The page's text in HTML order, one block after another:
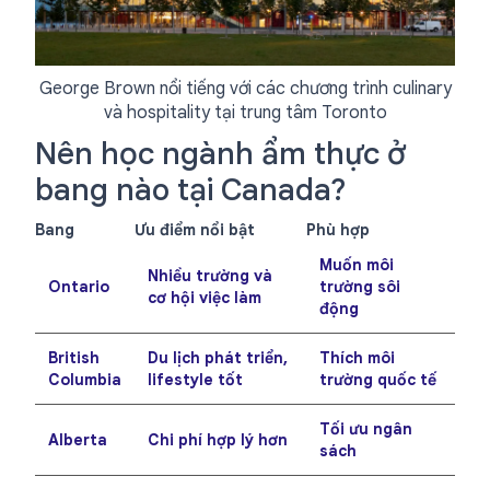
George Brown nổi tiếng với các chương trình culinary
và hospitality tại trung tâm Toronto
Nên học ngành ẩm thực ở
bang nào tại Canada?
Bang Ưu điểm nổi bật Phù hợp
Ontario
Nhiều trường và
cơ hội việc làm
Muốn môi
trường sôi
động
British
Columbia
Du lịch phát triển,
lifestyle tốt
Thích môi
trường quốc tế
Alberta Chi phí hợp lý hơn
Tối ưu ngân
sách